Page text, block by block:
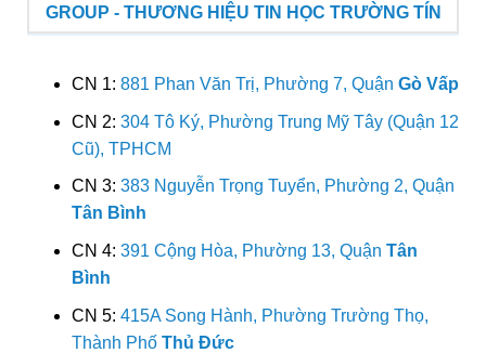
GROUP - THƯƠNG HIỆU TIN HỌC TRƯỜNG TÍN
CN 1: 881 Phan Văn Trị, Phường 7, Quận Gò Vấp
CN 2: 304 Tô Ký, Phường Trung Mỹ Tây (Quận 12
Cũ), TPHCM
CN 3: 383 Nguyễn Trọng Tuyển, Phường 2, Quận
Tân Bình
CN 4: 391 Cộng Hòa, Phường 13, Quận Tân
Bình
CN 5: 415A Song Hành, Phường Trường Thọ,
Thành Phố Thủ Đức